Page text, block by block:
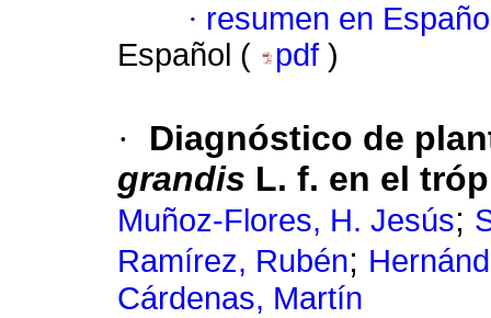
· resumen en
Español (
pdf )
·
Diagnóstico de
grandis L. f. en el
Muñoz-Flores, H. Jesús;
Ramírez, Rubén;
Cárdenas, Martín